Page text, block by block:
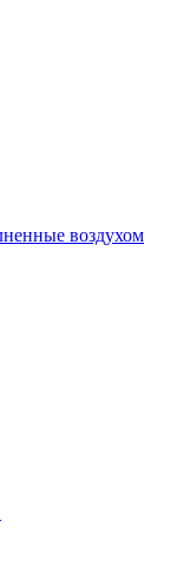
воздухом